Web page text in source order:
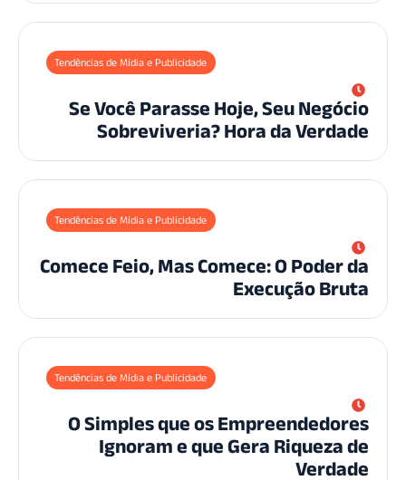
Tendências de Mídia e Publicidade
Se Você Parasse Hoje, Seu
Sobreviveria? Hora da
Tendências de Mídia e Publicidade
Comece Feio, Mas Comece: O Poder
Execução
Tendências de Mídia e Publicidade
O Simples que os
Ignoram e que Gera Riqueza